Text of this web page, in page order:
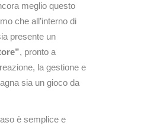
meglio questo
che all’interno di
presente un
, pronto a
la gestione e
sia un gioco da
è semplice e